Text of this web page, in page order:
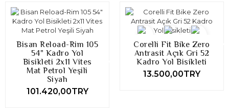
Bisan Reload-Rim 105
54" Kadro Yol
Bisikleti 2x11 Vites
Mat Petrol Yeşili
Siyah
101.420,00TRY
Corelli Fit Bike Zero
Antrasit Açık Gri 52
Kadro Yol Bisikleti
13.500,00TRY